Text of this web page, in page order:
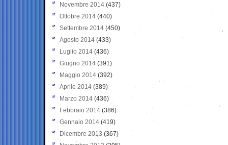
Novembre 2014 (437)
Ottobre 2014 (440)
Settembre 2014 (450)
Agosto 2014 (433)
Luglio 2014 (436)
Giugno 2014 (391)
Maggio 2014 (392)
Aprile 2014 (389)
Marzo 2014 (436)
Febbraio 2014 (386)
Gennaio 2014 (419)
Dicembre 2013 (367)